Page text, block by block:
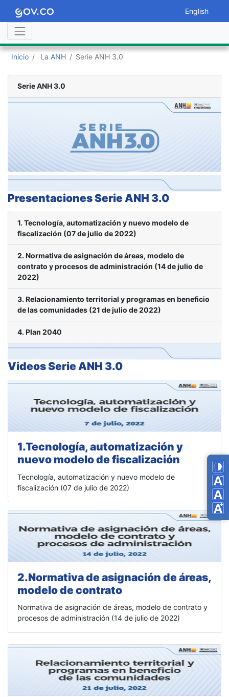
English
Inicio La ANH Serie ANH 3.0
Serie ANH 3.0
Presentaciones Serie ANH 3.0
1. Tecnología, automatización y nuevo modelo de
fiscalización (07 de julio de 2022)
2. Normativa de asignación de áreas, modelo de
contrato y procesos de administración (14 de julio de
2022)
3. Relacionamiento territorial y programas en beneficio
de las comunidades (21 de julio de 2022)
4. Plan 2040
Videos Serie ANH 3.0
1.Tecnología, automatización y
nuevo modelo de fiscalización
Tecnología, automatización y nuevo modelo de
fiscalización (07 de julio de 2022)
2.Normativa de asignación de áreas,
modelo de contrato
Normativa de asignación de áreas, modelo de contrato y
procesos de administración (14 de julio de 2022)